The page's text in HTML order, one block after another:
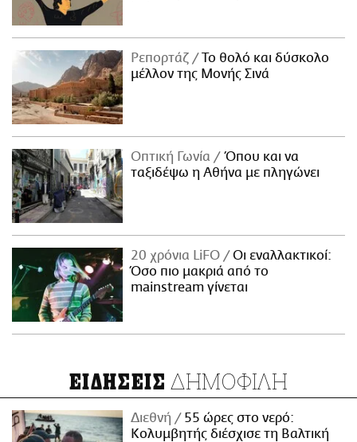
Ρεπορτάζ
Το θολό και δύσκολο
μέλλον της Μονής Σινά
Οπτική Γωνία
Όπου και να
ταξιδέψω η Αθήνα με πληγώνει
20 χρόνια LiFO
Οι εναλλακτικοί:
Όσο πιο μακριά από το
mainstream γίνεται
ΕΙΔΗΣΕΙΣ ΔΗΜΟΦΙΛΗ
Διεθνή
55 ώρες στο νερό:
Κολυμβητής διέσχισε τη Βαλτική